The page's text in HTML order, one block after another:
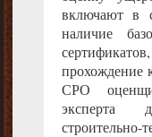
включают в
наличие
прохождение
СРО
эксперта
строительно-